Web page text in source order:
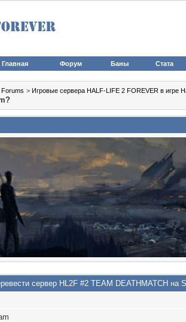
Главная Форум Баны Стата
> Игровые сервера HALF-LIFE 2 FOREVER в игре
сервер HL2F #2 TEAM DEATHMATCH на